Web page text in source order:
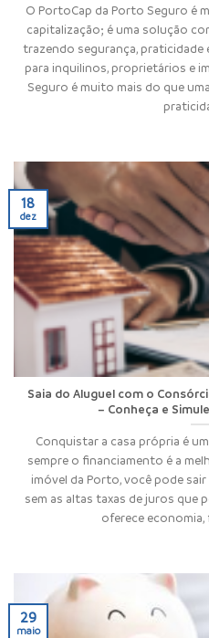
O PortoCap da Porto Seguro é
capitalização; é uma solução
trazendo segurança,
para inquilinos, proprietários e
Seguro é muito mais do que
Saia do Aluguel com o
– Conheça e
Conquistar a casa própria é
sempre o financiamento é a
imóvel da Porto, você pode
sem as altas taxas de juros que
oferece economia,
18
dez
29
maio